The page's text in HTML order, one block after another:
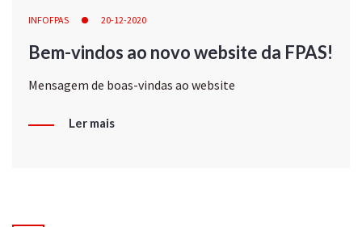
INFOFPAS 20-12-2020
Bem-vindos ao novo website da FPAS!
Mensagem de boas-vindas ao website
Ler mais